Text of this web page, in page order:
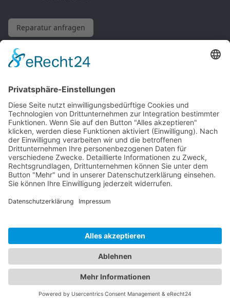
Reparatur anfragen
Wir reparieren Ihre Kaffeemaschine in München!
Kaffeewerkstatt München
Tel:+49(0)89 82956920
Marken-Reparatur
JuraReparatur
DeLonghiReparatur
ECMReparatur
BezzeraReparatur
SaecoReparatur
Rocket EspressoReparatur
Unternehmen
Impressum
Datenschutz
Leistungen
Wartung
Vollautomat Reparatur
Kaffeemühle Reparatur